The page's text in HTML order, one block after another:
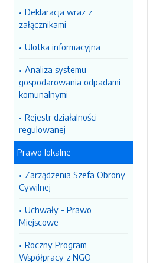
Deklaracja wraz z
załącznikami
Ulotka informacyjna
Analiza systemu
gospodarowania odpadami
komunalnymi
Rejestr działalności
regulowanej
Prawo lokalne
Zarządzenia Szefa Obrony
Cywilnej
Uchwały - Prawo
Miejscowe
Roczny Program
Współpracy z NGO -